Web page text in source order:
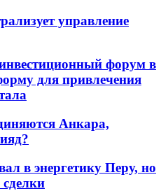
управление
форум в
для привлечения
Анкара,
в энергетику Перу, но